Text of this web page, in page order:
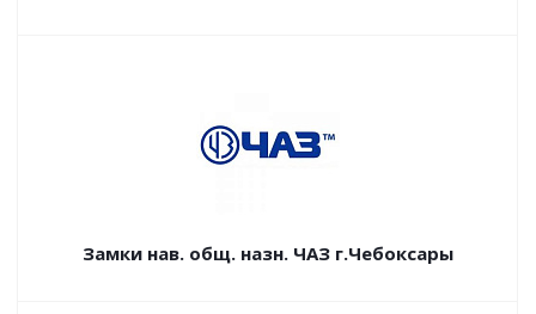
Замки нав. общ. назн. ЧАЗ г.Чебоксары